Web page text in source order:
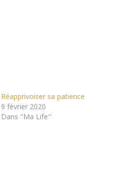
Réapprivoiser sa patience
9 février 2020
Dans "Ma Life"